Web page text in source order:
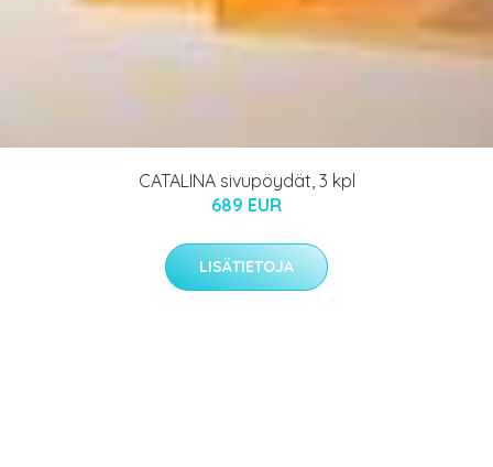
CATALINA sivupöydät, 3 kpl
689 EUR
LISÄTIETOJA